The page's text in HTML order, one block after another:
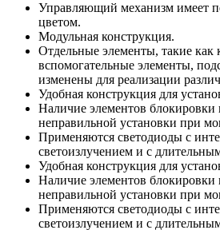
Управляющий механизм имеет
цветом.
Модульная конструкция.
Отдельные элементы, такие как
вспомогательные элементы,
изменены для реализации
Удобная конструкция для
Наличие элементов блокировки
неправильной установки при
Применяются светодиоды с
светоизлучением и с
Удобная конструкция для
Наличие элементов блокировки
неправильной установки при
Применяются светодиоды с
светоизлучением и с